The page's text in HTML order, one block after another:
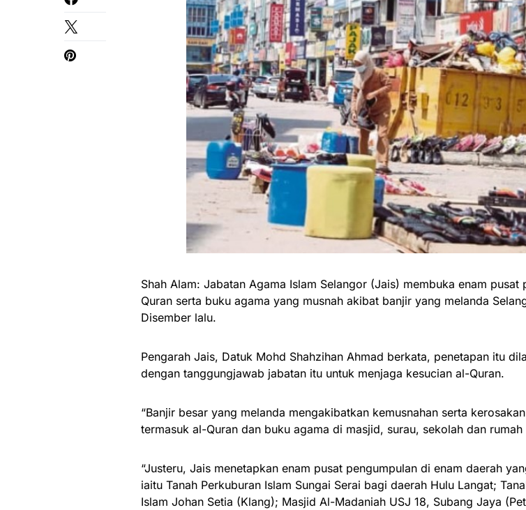
Shah Alam: Jabatan Agama Islam Selangor (Jais) membuka enam pusat
Quran serta buku agama yang musnah akibat banjir yang melanda
Disember lalu.
Pengarah Jais, Datuk Mohd Shahzihan Ahmad berkata, penetapan itu
dengan tanggungjawab jabatan itu untuk menjaga kesucian al-Quran.
“Banjir besar yang melanda mengakibatkan kemusnahan serta
termasuk al-Quran dan buku agama di masjid, surau, sekolah dan
“Justeru, Jais menetapkan enam pusat pengumpulan di enam daerah
iaitu Tanah Perkuburan Islam Sungai Serai bagi daerah Hulu Langat;
Islam Johan Setia (Klang); Masjid Al-Madaniah USJ 18, Subang Jaya